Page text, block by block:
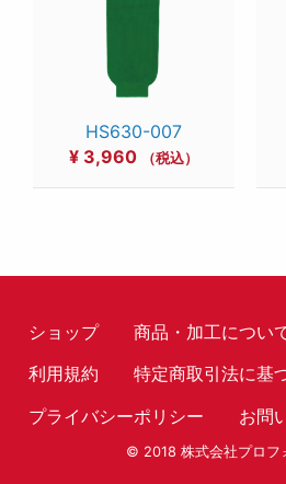
HS630-007
¥ 3,960 （税込）
ショップ 商品・加工につい
利用規約
特定商取引法に基
プライバシーポリシー
お問
© 2018 株式会社プロフ